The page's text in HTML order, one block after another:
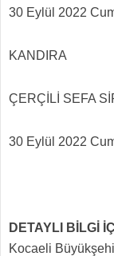
30 Eylül 2022
KANDIRA
ÇERÇİLİ SEFA
30 Eylül 2022
DETAYLI BİLGİ
Kocaeli